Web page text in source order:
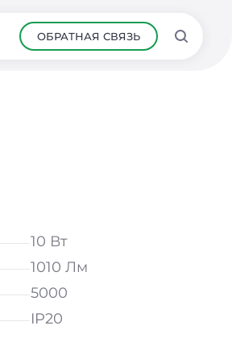
ОБРАТНАЯ СВЯЗЬ
10 Вт
1010 Лм
5000
IP20